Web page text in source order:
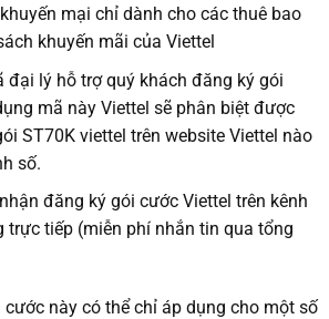
mại chỉ dành cho các thuê bao
khuyến mãi của Viettel
đại lý hỗ trợ quý khách đăng ký gói
mã này Viettel sẽ phân biệt được
ST70K viettel trên website Viettel nào
số.
đăng ký gói cước Viettel trên kênh
trực tiếp (miễn phí nhắn tin qua tổng
cước này có thể chỉ áp dụng cho một số